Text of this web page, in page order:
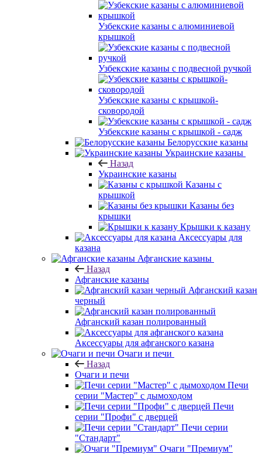
Узбекские казаны с алюминиевой
крышкой
Узбекские казаны с подвесной ручкой
Узбекские казаны с крышкой-
сковородой
Узбекские казаны с крышкой - садж
Белорусские казаны
Украинские казаны
Назад
Украинские казаны
Казаны с
крышкой
Казаны без
крышки
Крышки к казану
Аксессуары для
казана
Афганские казаны
Назад
Афганские казаны
Афганский казан
черный
Афганский казан полированный
Аксессуары для афганского казана
Очаги и печи
Назад
Очаги и печи
Печи
серии "Мастер" с дымоходом
Печи
серии "Профи" с дверцей
Печи серии
"Стандарт"
Очаги "Премиум"